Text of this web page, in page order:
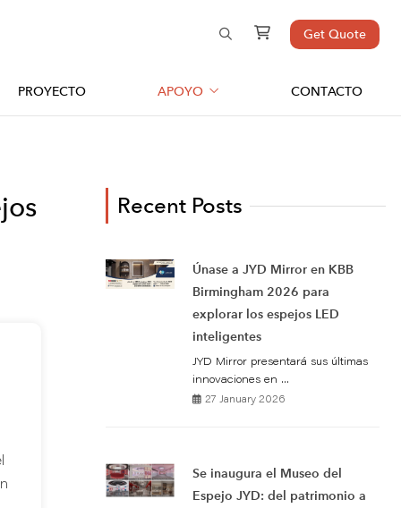
Get Quote
PROYECTO APOYO CONTACTO
Recent Posts
Únase a JYD Mirror en KBB
Birmingham 2026 para
explorar los espejos LED
inteligentes
JYD Mirror presentará sus últimas
innovaciones en ...
27 January 2026
Se inaugura el Museo del
Espejo JYD: del patrimonio a